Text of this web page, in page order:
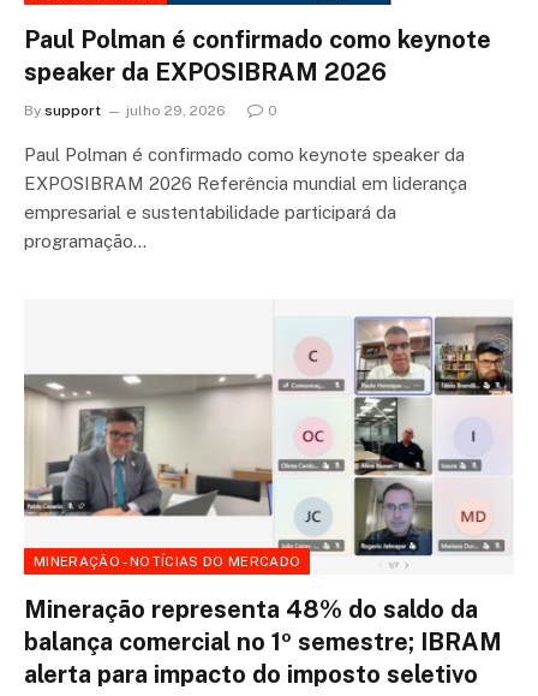
Paul Polman é confirmado como keynote
speaker da EXPOSIBRAM 2026
By support julho 29, 2026 0
Paul Polman é confirmado como keynote speaker da
EXPOSIBRAM 2026 Referência mundial em liderança
empresarial e sustentabilidade participará da
programação…
MINERAÇÃO - NOTÍCIAS DO MERCADO
Mineração representa 48% do saldo da
balança comercial no 1º semestre; IBRAM
alerta para impacto do imposto seletivo